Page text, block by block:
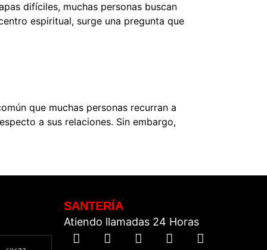
difíciles, muchas personas buscan
espiritual, surge una pregunta que
que muchas personas recurran a
a sus relaciones. Sin embargo,
SANTERÍA
Atiendo llamadas 24 Horas